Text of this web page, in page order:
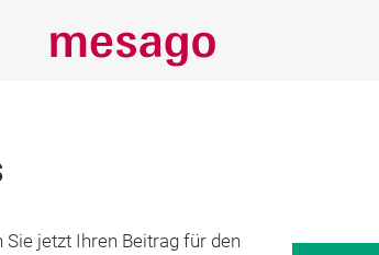
jetzt Ihren Beitrag für den